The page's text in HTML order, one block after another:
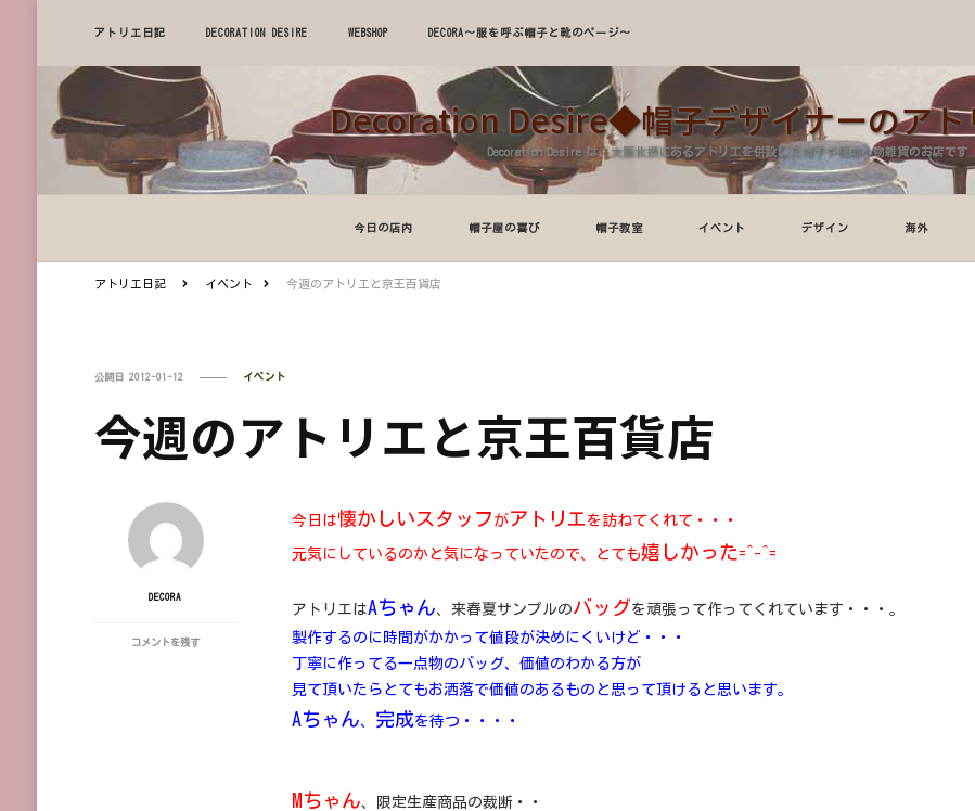
アトリエ日記 DECORATION DESIRE WEBSHOP DECORA～服を呼ぶ帽子と靴のページ～
Decoration Desire◆帽子デザイナーのア
Decoration Desire は、大阪北摂にあるアトリエを併設した帽子や服飾小物雑貨のお店です
今日の店内 帽子屋の喜び 帽子教室 イベント デザイン 海外
アトリエ日記 イベント 今週のアトリエと京王百貨店
公開日 2012-01-12 イベント
今週のアトリエと京王百貨店
DECORA
今
コメントを残す
今日は懐かしいスタッフ がアトリエ を訪ねてくれて・・・
元気にしているのかと気になっていたので、とても嬉しかった =^-^=
アトリエはAちゃん、来春夏サンプルのバッグを頑張って作ってくれています・・・。
製作するのに時間がかかって値段が決めにくいけど・・・
丁寧に作ってる一点物のバッグ、価値のわかる方が
見て頂いたらとてもお洒落で価値のあるものと思って頂けると思います。
Aちゃん、 完成を待つ・・・・
Mちゃん、限定生産商品の裁断・・